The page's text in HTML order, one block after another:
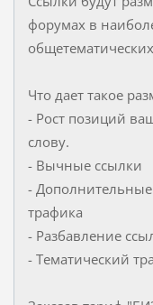
форумах в
Что дает такое
- Рост позиций
слову.
- Вычные ссылки
- Дополнительные
трафика
- Разбавление
- Тематический